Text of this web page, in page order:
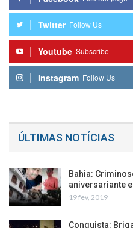
Twitter Follow Us
Youtube Subscribe
Instagram Follow Us
ÚLTIMAS NOTÍCIAS
Bahia:
aniversariante
19 fev, 2019
Conquista: